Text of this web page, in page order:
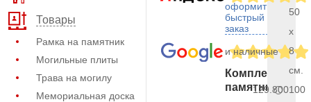
Товары
Рамка на памятник
Могильные плиты
Трава на могилу
Мемориальная доска
оформить
быстрый
заказ
и наличные
Комплект
памятника
50
x
8
см.
129.800100